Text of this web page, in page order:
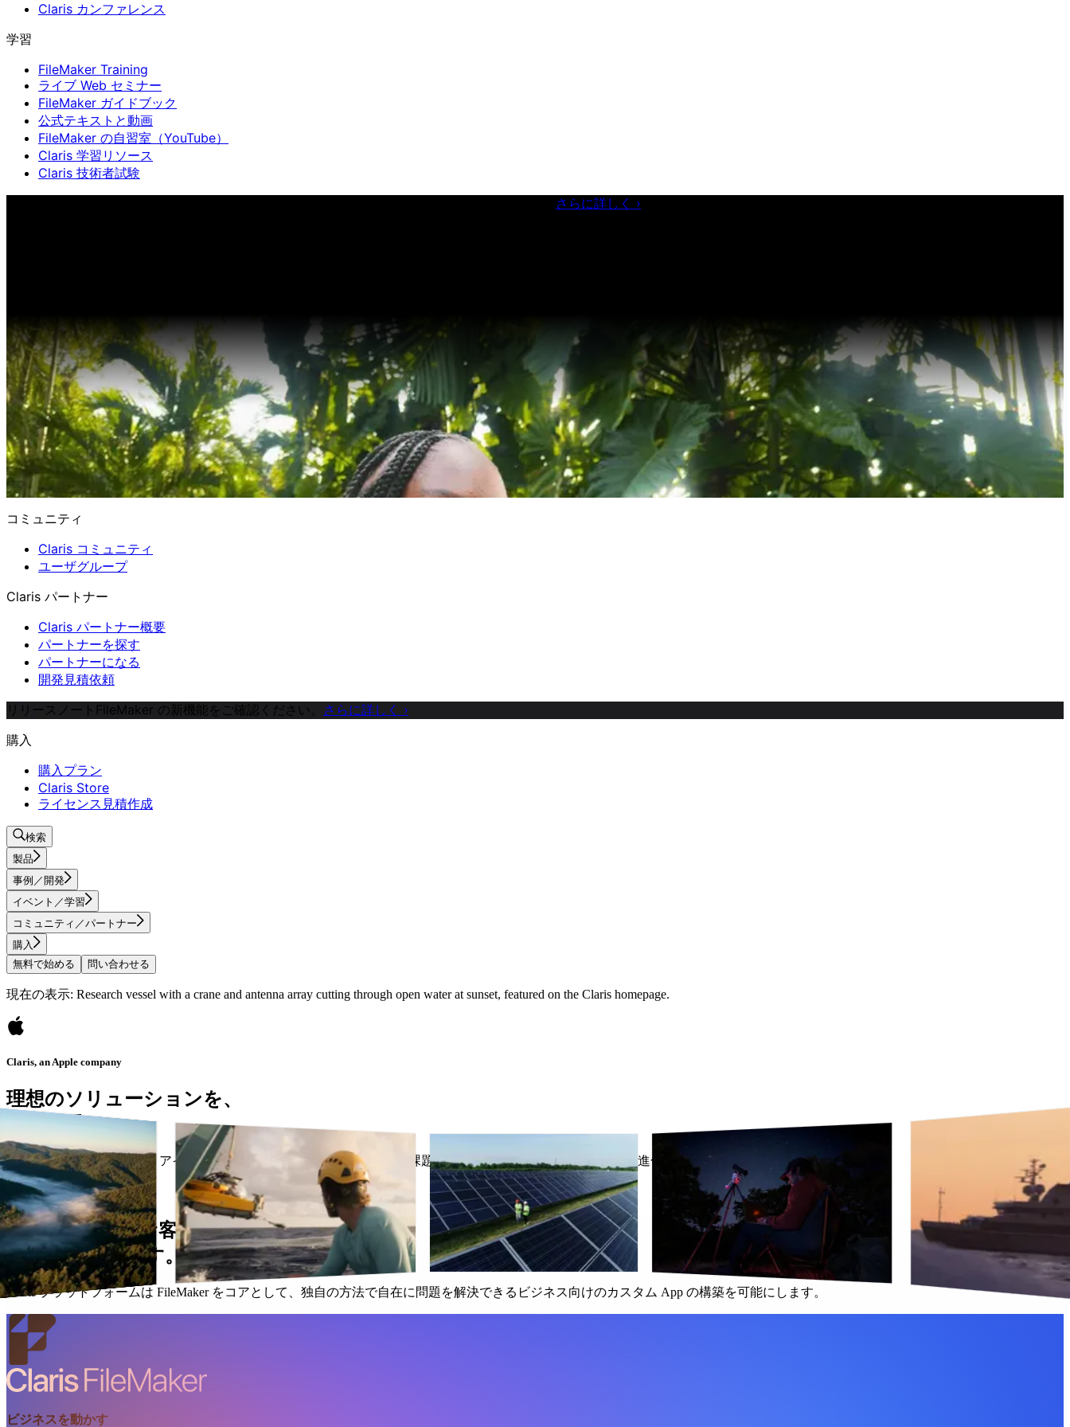
Claris カンファレンス
学習
FileMaker Training
ライブ Web セミナー
FileMaker ガイドブック
公式テキストと動画
FileMaker の自習室（YouTube）
Claris 学習リソース
Claris 技術者試験
さらに詳しく ›
コミュニティ
Claris コミュニティ
ユーザグループ
Claris パートナー
Claris パートナー概要
パートナーを探す
パートナーになる
開発見積依頼
リリースノート FileMaker の新機能をご確認ください。 さらに詳しく ›
購入
購入プラン
Claris Store
ライセンス見積作成
検索
製品
事例／開発
イベント／学習
コミュニティ／パートナー
購入
無料で始める 問い合わせる
現在の表示: Research vessel with a crane and antenna array cutting through open water at sunset, featured on the Claris homepage.
Claris, an Apple company
理想のソリューションを、
自分の手で。
「あったらいいな」というアイデアを、現実にする。Claris なら、今の課題に応え、ビジネスの成長に合わせて進化するカスタム App を作成できます。
無料で始める 問い合わせる
Claris 製品は、お客様の仕事を
しっかり支えます。
Claris プラットフォームは FileMaker をコアとして、独自の方法で自在に問題を解決できるビジネス向けのカスタム App の構築を可能にします。
ビジネスを動かす